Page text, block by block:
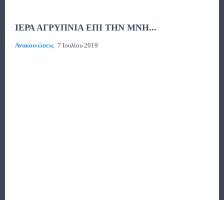
ΙΕΡΑ ΑΓΡΥΠΝΙΑ ΕΠΙ ΤΗΝ ΜΝΗ...
Ανακοινώσεις 7 Ιουλίου 2019